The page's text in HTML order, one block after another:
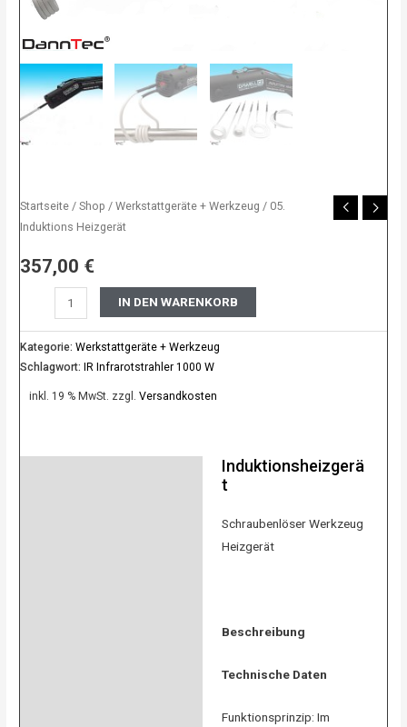
Startseite /Shop /Werkstattgeräte + Werkzeug / 05.
Induktions Heizgerät
357,00 €
IN DEN WARENKORB
Kategorie:Werkstattgeräte + Werkzeug
Schlagwort:
IR Infrarotstrahler 1000 W
inkl. 19 % MwSt. zzgl.Versandkosten
Induktionsheizgerä
t
Schraubenlöser Werkzeug
Heizgerät
Beschreibung
Technische Daten
Funktionsprinzip: Im